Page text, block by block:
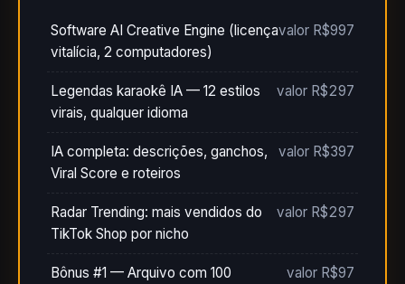
Software AI Creative Engine (licença
vitalícia, 2 computadores)
valor R$997
Legendas karaokê IA — 12 estilos
virais, qualquer idioma
valor R$297
IA completa: descrições, ganchos,
Viral Score e roteiros
valor R$397
Radar Trending: mais vendidos do
TikTok Shop por nicho
valor R$297
Bônus #1 — Arquivo com 100 valor R$97